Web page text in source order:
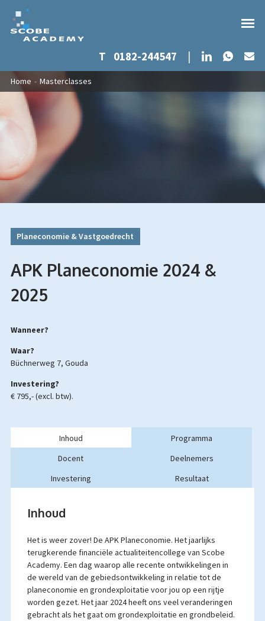
Overslaan en naar de inhoud gaan
T 0182-244547 | LinkedIn
U bent hier
Home - Masterclasses
Planeconomie & Vastgoedrecht
APK Planeconomie 2024 &
2025
Wanneer?
Waar?
Büchnerweg 7, Gouda
Investering?
€ 795,- (excl. btw).
Inhoud
Programma
Docent
Deelnemers
Investering
Resultaat
Inhoud
Het is weer zover! De APK Planeconomie. Het jaarlijks
terugkerende financiële actualiteitencollege van Scobe
Academy. Een dag waarop alle recente ontwikkelingen in
de wereld van de gebiedsontwikkeling in relatie tot de
planeconomie en grondexploitatie voor jou op een rijtje
worden gezet. Het jaar 2024 heeft ons veel veranderingen
gebracht als het gaat om grondexploitatie en grondbeleid.